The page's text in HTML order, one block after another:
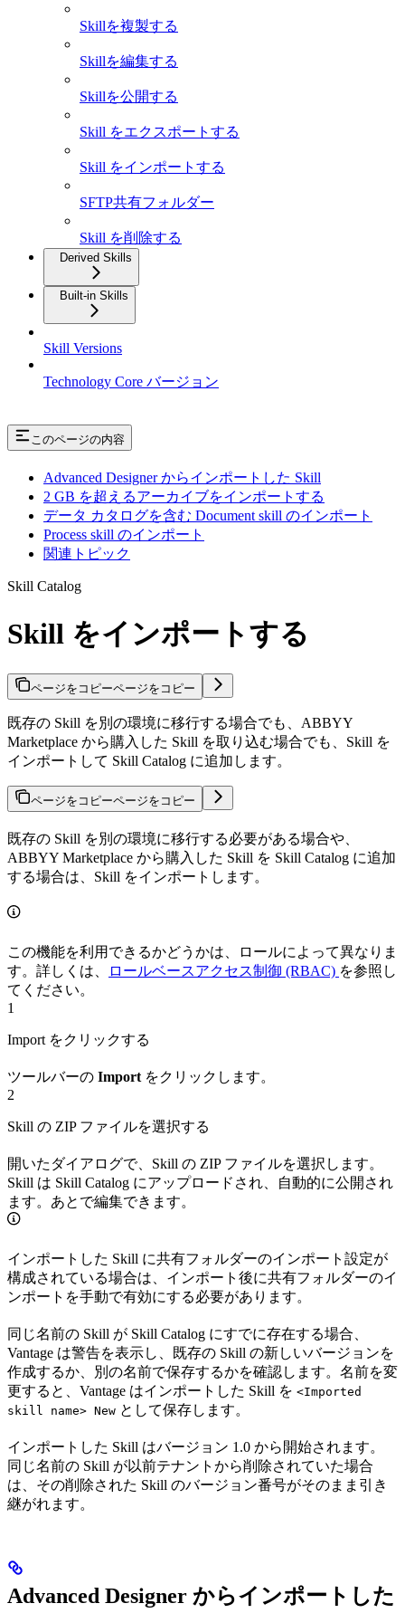
Skillを複製する
Skillを編集する
Skillを公開する
Skill をエクスポートする
Skill をインポートする
SFTP共有フォルダー
Skill を削除する
Derived Skills
Built-in Skills
Skill Versions
Technology Core バージョン
このページの内容
Advanced Designer からインポートした Skill
2 GB を超えるアーカイブをインポートする
データ カタログを含む Document skill のインポート
Process skill のインポート
関連トピック
Skill Catalog
Skill をインポートする
ページをコピーページをコピー
既存の Skill を別の環境に移行する場合でも、ABBYY
Marketplace から購入した Skill を取り込む場合でも、Skill を
インポートして Skill Catalog に追加します。
ページをコピーページをコピー
既存の Skill を別の環境に移行する必要がある場合や、
ABBYY Marketplace から購入した Skill を Skill Catalog に追加
する場合は、Skill をインポートします。
この機能を利用できるかどうかは、ロールによって異なりま
す。詳しくは、
ロールベースアクセス制御 (RBAC) を参照し
てください。
1
Import をクリックする
ツールバーの Import をクリックします。
2
Skill の ZIP ファイルを選択する
開いたダイアログで、Skill の ZIP ファイルを選択します。
Skill は Skill Catalog にアップロードされ、自動的に公開され
ます。あとで編集できます。
インポートした Skill に共有フォルダーのインポート設定が
構成されている場合は、インポート後に共有フォルダーのイ
ンポートを手動で有効にする必要があります。
同じ名前の Skill が Skill Catalog にすでに存在する場合、
Vantage は警告を表示し、既存の Skill の新しいバージョンを
作成するか、別の名前で保存するかを確認します。名前を変
更すると、Vantage はインポートした Skill を <Imported
skill name> New として保存します。
インポートした Skill はバージョン 1.0 から開始されます。
同じ名前の Skill が以前テナントから削除されていた場合
は、その削除された Skill のバージョン番号がそのまま引き
継がれます。
Advanced Designer からインポートした